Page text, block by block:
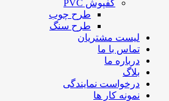
کفپوش PVC
طرح چوب
طرح سنگ
لیست مشتریان
تماس با ما
درباره ما
بلاگ
درخواست نمایندگی
نمونه کار ها